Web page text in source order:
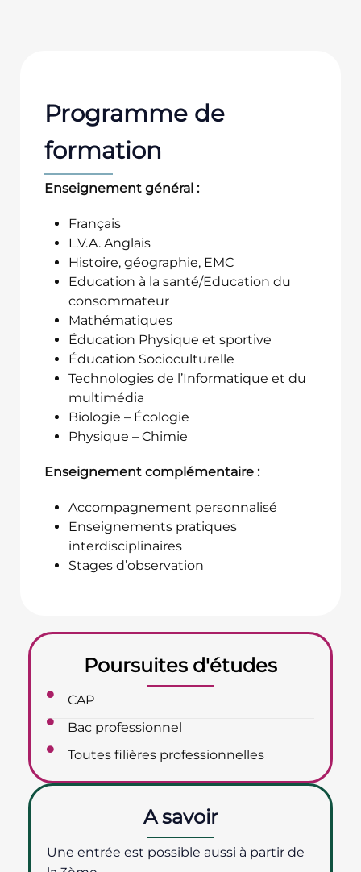
Programme de
formation
Enseignement général :
Français
L.V.A. Anglais
Histoire, géographie, EMC
Education à la santé/Education du
consommateur
Mathématiques
Éducation Physique et sportive
Éducation Socioculturelle
Technologies de l’Informatique et du
multimédia
Biologie – Écologie
Physique – Chimie
Enseignement complémentaire :
Accompagnement personnalisé
Enseignements pratiques
interdisciplinaires
Stages d’observation
Poursuites d'études
CAP
Bac professionnel
Toutes filières professionnelles
A savoir
Une entrée est possible aussi à partir de